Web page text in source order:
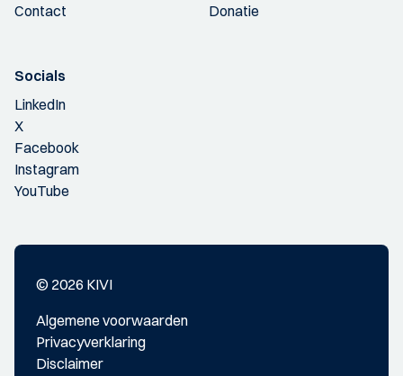
Contact
Donatie
Socials
LinkedIn
X
Facebook
Instagram
YouTube
© 2026 KIVI
Algemene voorwaarden
Privacyverklaring
Disclaimer